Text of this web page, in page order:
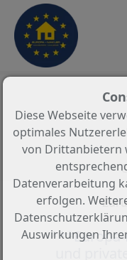
Diese Webseite
optimales
von Drittanbietern
Datenverarbeitung
erfolgen.
Auswirkungen